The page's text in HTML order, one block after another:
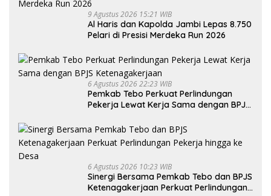
9 Agustus 2026 15:21 WIB
Al Haris dan Kapolda Jambi Lepas 8.750
Pelari di Presisi Merdeka Run 2026
6 Agustus 2026 22:23 WIB
Pemkab Tebo Perkuat Perlindungan
Pekerja Lewat Kerja Sama dengan BPJS
6 Agustus 2026 10:23 WIB
Sinergi Bersama Pemkab Tebo dan BPJS
Ketenagakerjaan Perkuat Perlindungan